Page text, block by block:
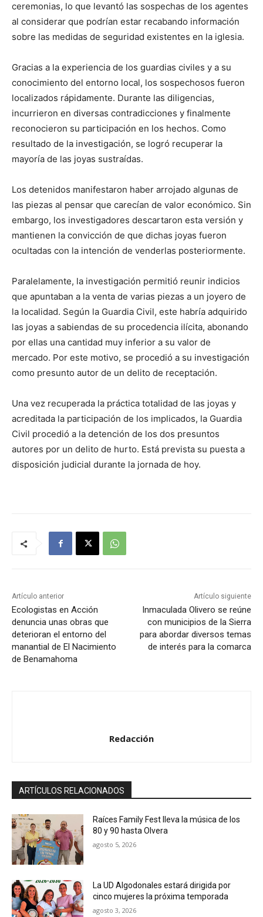
ceremonias, lo que levantó las sospechas de los agentes
al considerar que podrían estar recabando información
sobre las medidas de seguridad existentes en la iglesia.
Gracias a la experiencia de los guardias civiles y a su
conocimiento del entorno local, los sospechosos fueron
localizados rápidamente. Durante las diligencias,
incurrieron en diversas contradicciones y finalmente
reconocieron su participación en los hechos. Como
resultado de la investigación, se logró recuperar la
mayoría de las joyas sustraídas.
Los detenidos manifestaron haber arrojado algunas de
las piezas al pensar que carecían de valor económico. Sin
embargo, los investigadores descartaron esta versión y
mantienen la convicción de que dichas joyas fueron
ocultadas con la intención de venderlas posteriormente.
Paralelamente, la investigación permitió reunir indicios
que apuntaban a la venta de varias piezas a un joyero de
la localidad. Según la Guardia Civil, este habría adquirido
las joyas a sabiendas de su procedencia ilícita, abonando
por ellas una cantidad muy inferior a su valor de
mercado. Por este motivo, se procedió a su investigación
como presunto autor de un delito de receptación.
Una vez recuperada la práctica totalidad de las joyas y
acreditada la participación de los implicados, la Guardia
Civil procedió a la detención de los dos presuntos
autores por un delito de hurto. Está prevista su puesta a
disposición judicial durante la jornada de hoy.
Artículo anterior
Ecologistas en Acción
denuncia unas obras que
deterioran el entorno del
manantial de El Nacimiento
de Benamahoma
Artículo siguiente
Inmaculada Olivero se reúne
con municipios de la Sierra
para abordar diversos temas
de interés para la comarca
Redacción
ARTÍCULOS RELACIONADOS
Raíces Family Fest lleva la música de los
80 y 90 hasta Olvera
agosto 5, 2026
La UD Algodonales estará dirigida por
cinco mujeres la próxima temporada
agosto 3, 2026